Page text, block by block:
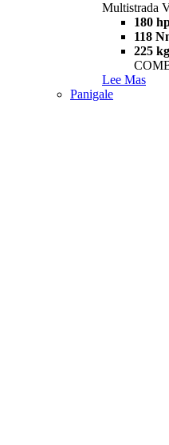
Multistrada
180
118
225 kg
Lee Mas
Panigale